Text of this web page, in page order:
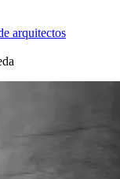
arquitectos